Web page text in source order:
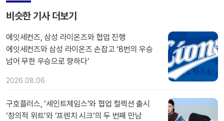
비슷한 기사 더보기
에잇세컨즈, 삼성 라이온즈와 협업 진행
에잇세컨즈와 삼성 라이온즈 손잡고 ‘8번의 우승
넘어 무한 우승으로 향하다’
2026.08.06
구호플러스, ‘세인트제임스’와 협업 컬렉션 출시
‘창의적 위트’와 ‘프렌치 시크’의 두 번째 만남